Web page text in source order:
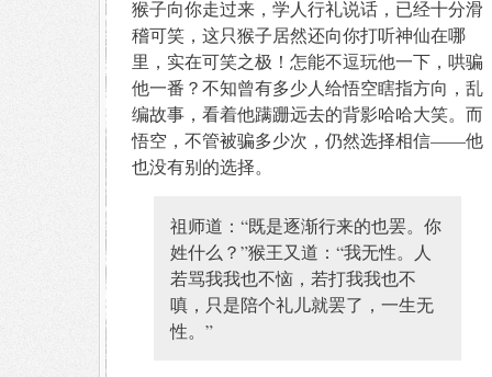
猴子向你走过来，学人行礼说话，已经十分滑
稽可笑，这只猴子居然还向你打听神仙在哪
里，实在可笑之极！怎能不逗玩他一下，哄骗
他一番？不知曾有多少人给悟空瞎指方向，乱
编故事，看着他蹒跚远去的背影哈哈大笑。而
悟空，不管被骗多少次，仍然选择相信——他
也没有别的选择。
祖师道：“既是逐渐行来的也罢。你
姓什么？”猴王又道：“我无性。人
若骂我我也不恼，若打我我也不
嗔，只是陪个礼儿就罢了，一生无
性。”